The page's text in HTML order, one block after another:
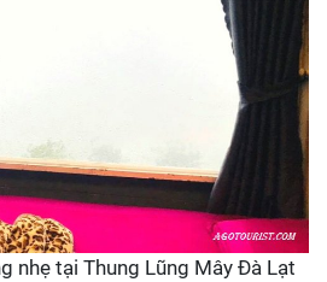
nhẹ tại Thung Lũng Mây Đà Lạt